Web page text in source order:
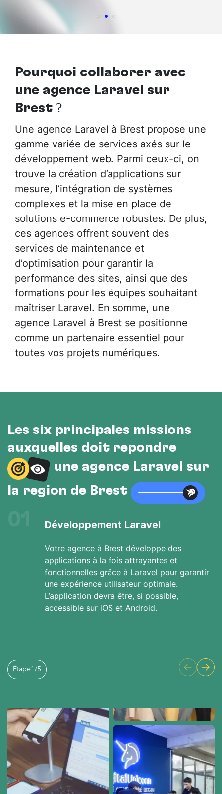
Pourquoi collaborer avec
une agence Laravel sur
Brest ?
Une agence Laravel à Brest propose une
gamme variée de services axés sur le
développement web. Parmi ceux-ci, on
trouve la création d’applications sur
mesure, l’intégration de systèmes
complexes et la mise en place de
solutions e-commerce robustes. De plus,
ces agences offrent souvent des
services de maintenance et
d’optimisation pour garantir la
performance des sites, ainsi que des
formations pour les équipes souhaitant
maîtriser Laravel. En somme, une
agence Laravel à Brest se positionne
comme un partenaire essentiel pour
toutes vos projets numériques.
Les six principales missions
auxquelles doit répondre
une agence Laravel sur
la région de Brest
Développement Laravel
Votre agence à Brest développe des
applications à la fois attrayantes et
fonctionnelles grâce à Laravel pour garantir
une expérience utilisateur optimale.
L’application devra être, si possible,
accessible sur iOS et Android.
Étape1 /5